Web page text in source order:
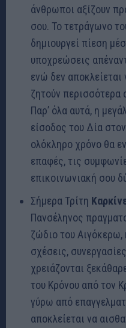
άνθρωποι αξίζουν
σου. Το τετράγωνο
δημιουργεί πίεση
υποχρεώσεις
ενώ δεν
ζητούν
Παρ’ όλα αυτά, η
είσοδος του Δία
ολόκληρο χρόνο θα
επαφές, τις
επικοινωνιακή σου
Σήμερα Τρίτη
Πανσέληνος
ζώδιο του Αιγόκερω,
σχέσεις,
χρειάζονται
του Κρόνου από τον
γύρω από
αποκλείεται να